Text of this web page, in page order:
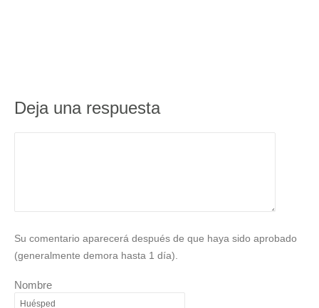
Deja una respuesta
Su comentario aparecerá después de que haya sido aprobado
(generalmente demora hasta 1 día).
Nombre